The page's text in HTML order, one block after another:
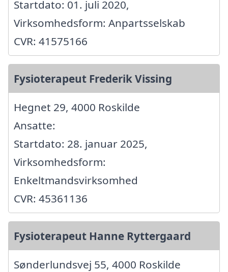
Startdato: 01. juli 2020,
Virksomhedsform: Anpartsselskab
CVR: 41575166
Fysioterapeut Frederik Vissing
Hegnet 29, 4000 Roskilde
Ansatte:
Startdato: 28. januar 2025,
Virksomhedsform:
Enkeltmandsvirksomhed
CVR: 45361136
Fysioterapeut Hanne Ryttergaard
Sønderlundsvej 55, 4000 Roskilde